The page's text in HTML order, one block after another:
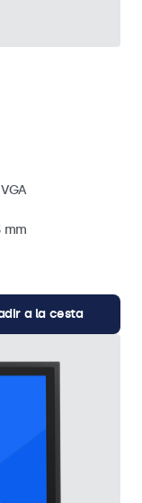
mm
a la cesta